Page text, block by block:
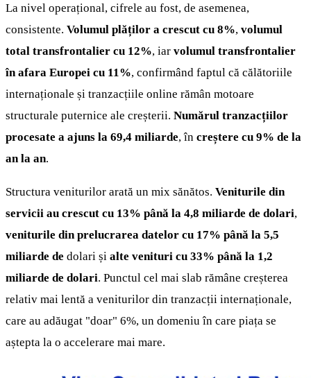
La nivel operațional, cifrele au fost, de asemenea,
consistente. Volumul plăților a crescut cu 8%, volumul
total transfrontalier cu 12%, iar volumul transfrontalier
în afara Europei cu 11%, confirmând faptul că călătoriile
internaționale și tranzacțiile online rămân motoare
structurale puternice ale creșterii. Numărul tranzacțiilor
procesate a ajuns la 69,4 miliarde, în creștere cu 9% de la
an la an.
Structura veniturilor arată un mix sănătos. Veniturile din
servicii au crescut cu 13% până la 4,8 miliarde de dolari,
veniturile din prelucrarea datelor cu 17% până la 5,5
miliarde de dolari și alte venituri cu 33% până la 1,2
miliarde de dolari. Punctul cel mai slab rămâne creșterea
relativ mai lentă a veniturilor din tranzacții internaționale,
care au adăugat "doar" 6%, un domeniu în care piața se
aștepta la o accelerare mai mare.